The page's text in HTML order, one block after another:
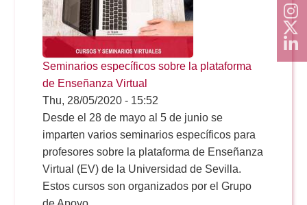
Seminarios específicos sobre la plataforma
de Enseñanza Virtual
Thu, 28/05/2020 - 15:52
Desde el 28 de mayo al 5 de junio se
imparten varios seminarios específicos para
profesores sobre la plataforma de Enseñanza
Virtual (EV) de la Universidad de Sevilla.
Estos cursos son organizados por el Grupo